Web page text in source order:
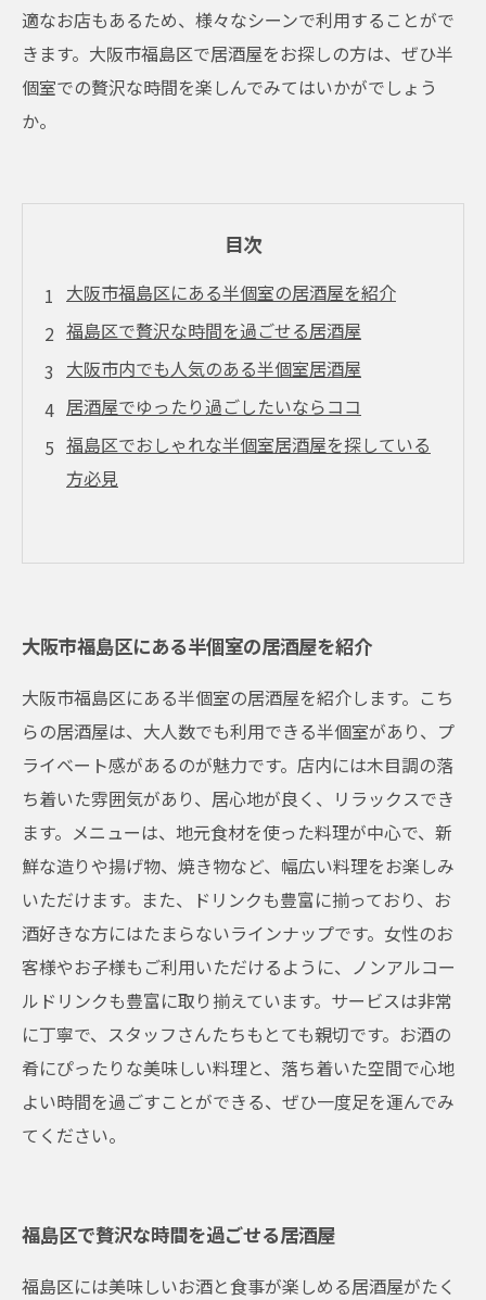
適なお店もあるため、様々なシーンで利用することがで
きます。大阪市福島区で居酒屋をお探しの方は、ぜひ半
個室での贅沢な時間を楽しんでみてはいかがでしょう
か。
目次
大阪市福島区にある半個室の居酒屋を紹介
福島区で贅沢な時間を過ごせる居酒屋
大阪市内でも人気のある半個室居酒屋
居酒屋でゆったり過ごしたいならココ
福島区でおしゃれな半個室居酒屋を探している
方必見
大阪市福島区にある半個室の居酒屋を紹介
大阪市福島区にある半個室の居酒屋を紹介します。こち
らの居酒屋は、大人数でも利用できる半個室があり、プ
ライベート感があるのが魅力です。店内には木目調の落
ち着いた雰囲気があり、居心地が良く、リラックスでき
ます。メニューは、地元食材を使った料理が中心で、新
鮮な造りや揚げ物、焼き物など、幅広い料理をお楽しみ
いただけます。また、ドリンクも豊富に揃っており、お
酒好きな方にはたまらないラインナップです。女性のお
客様やお子様もご利用いただけるように、ノンアルコー
ルドリンクも豊富に取り揃えています。サービスは非常
に丁寧で、スタッフさんたちもとても親切です。お酒の
肴にぴったりな美味しい料理と、落ち着いた空間で心地
よい時間を過ごすことができる、ぜひ一度足を運んでみ
てください。
福島区で贅沢な時間を過ごせる居酒屋
福島区には美味しいお酒と食事が楽しめる居酒屋がたく